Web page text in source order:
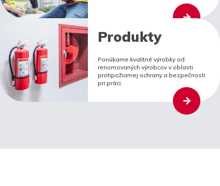
Produkty
Ponúkame kvalitné výrobky od
renomovaných výrobcov v oblasti
protipožiarnej ochrany a bezpečnosti
pri práci.